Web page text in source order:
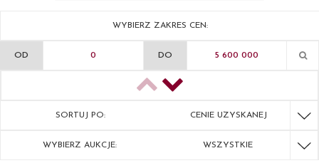
WYBIERZ ZAKRES CEN:
OD DO
SORTUJ PO: CENIE UZYSKANEJ
WYBIERZ AUKCJE: WSZYSTKIE